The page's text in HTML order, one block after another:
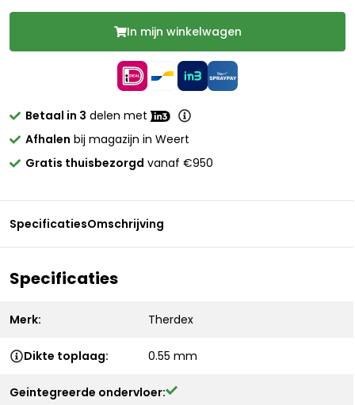
In mijn winkelwagen
Betaal in 3 delen met
Afhalen bij magazijn in Weert
Gratis thuisbezorgd vanaf €950
SpecificatiesOmschrijving
Specificaties
Merk: Therdex
Dikte toplaag: 0.55 mm
Geintegreerde ondervloer: